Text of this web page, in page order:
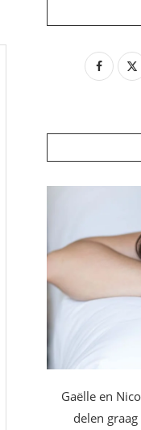
Gaëlle en
delen